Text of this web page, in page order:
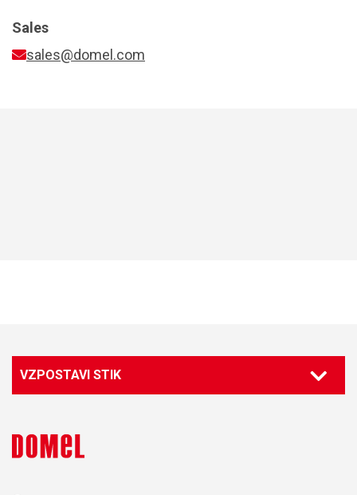
Sales
sales@domel.com
VZPOSTAVI STIK